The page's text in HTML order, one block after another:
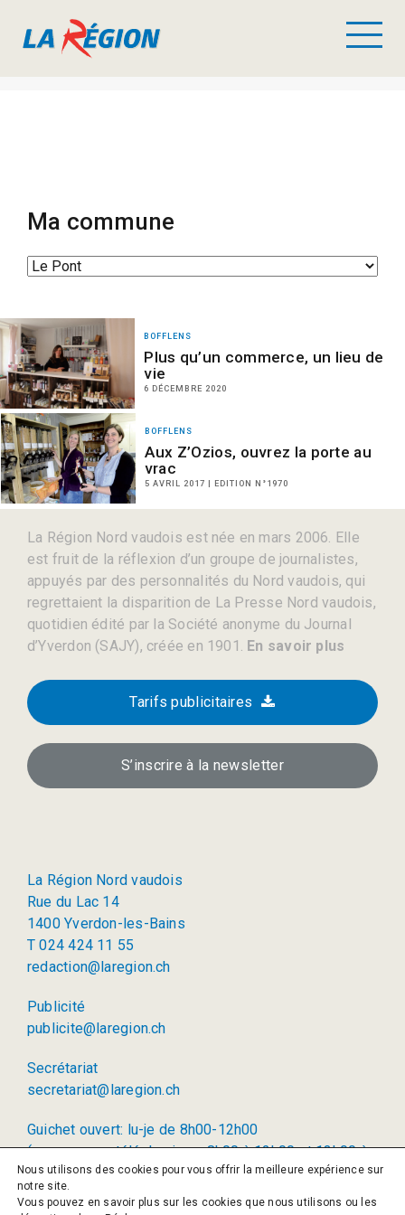
Ma commune
BOFFLENS
Plus qu’un commerce, un lieu de
vie
6 DÉCEMBRE 2020
BOFFLENS
Aux Z’Ozios, ouvrez la porte au
vrac
5 AVRIL 2017 | EDITION N°1970
La Région Nord vaudois est née en mars 2006. Elle
est fruit de la réflexion d’un groupe de journalistes,
appuyés par des personnalités du Nord vaudois, qui
regrettaient la disparition de La Presse Nord vaudois,
quotidien édité par la Société anonyme du Journal
d’Yverdon (SAJY), créée en 1901. En savoir plus
Tarifs publicitaires
S’inscrire à la newsletter
La Région Nord vaudois
Rue du Lac 14
1400 Yverdon-les-Bains
T 024 424 11 55
redaction@laregion.ch
Publicité
publicite@laregion.ch
Secrétariat
secretariat@laregion.ch
Guichet ouvert: lu-je de 8h00-12h00
(permanence téléphonique: 8h00 à 12h00 et 13h00 à
17h00)
Nous utilisons des cookies pour vous offrir la meilleure expérience sur
notre site.
Vous pouvez en savoir plus sur les cookies que nous utilisons ou les